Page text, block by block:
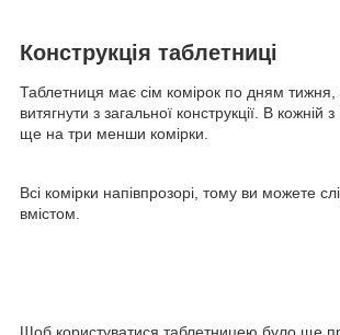
Конструкція таблетниці
Таблетниця має сім комірок по дням тижня,
витягнути з загальної конструкції. В кожній
ще на три менши комірки.
Всі комірки напівпрозорі, тому ви можете
вмістом.